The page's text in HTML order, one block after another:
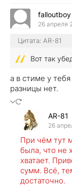
falloutboy
26 апреля
Цитата: AR-81
Вот так
а в стиме у
разницы нет.
AR-81
26
При чём тут
была, что не
хватает.
сумм. Всё,
достаточно.